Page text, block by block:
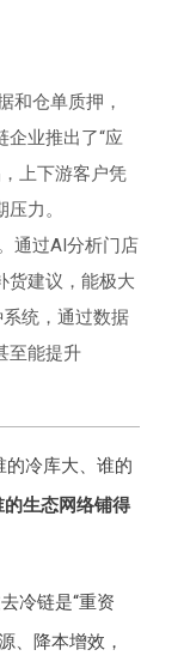
和仓单质押，
企业推出了“应
上下游客户凭
力。
通过AI分析门店
货建议，能极大
统，通过数据
至能提升
的冷库大、谁的
的生态网络铺得
冷链是“重资
、降本增效，